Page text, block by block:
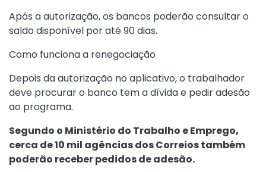
Após a autorização, os bancos poderão consultar o
saldo disponível por até 90 dias.
Como funciona a renegociação
Depois da autorização no aplicativo, o trabalhador
deve procurar o banco tem a dívida e pedir adesão
ao programa.
Segundo o Ministério do Trabalho e Emprego,
cerca de 10 mil agências dos Correios também
poderão receber pedidos de adesão.